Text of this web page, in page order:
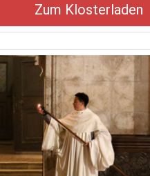
Zum Klosterladen